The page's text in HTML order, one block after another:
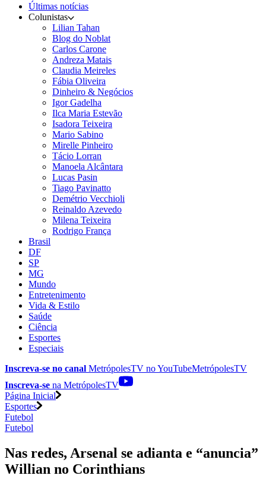
Últimas notícias
Colunistas
Lilian Tahan
Blog do Noblat
Carlos Carone
Andreza Matais
Claudia Meireles
Fábia Oliveira
Dinheiro & Negócios
Igor Gadelha
Ilca Maria Estevão
Isadora Teixeira
Mario Sabino
Mirelle Pinheiro
Tácio Lorran
Manoela Alcântara
Lucas Pasin
Tiago Pavinatto
Demétrio Vecchioli
Reinaldo Azevedo
Milena Teixeira
Rodrigo França
Brasil
DF
SP
MG
Mundo
Entretenimento
Vida & Estilo
Saúde
Ciência
Esportes
Especiais
Inscreva-se no canal MetrópolesTV noYouTubeMetrópolesTV
Inscreva-se na MetrópolesTV
Página Inicial
Esportes
Futebol
Futebol
Nas redes, Arsenal se adianta e “anuncia”
Willian no Corinthians